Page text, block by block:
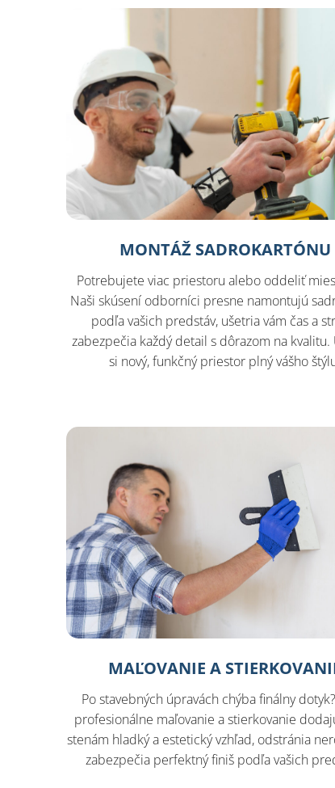
MONTÁŽ SADROKARTÓNU
Potrebujete viac priestoru alebo oddeliť
Naši skúsení odborníci presne namontujú
podľa vašich predstáv, ušetria vám čas a
zabezpečia každý detail s dôrazom na kvalitu.
si nový, funkčný priestor plný vášho
MAĽOVANIE A
Po stavebných úpravách chýba finálny
profesionálne maľovanie a stierkovanie
stenám hladký a estetický vzhľad, odstránia
zabezpečia perfektný finiš podľa vašich